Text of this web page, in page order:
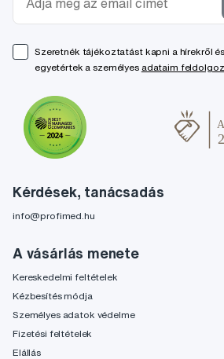
Kérdések, tanácsadás
info@profimed.hu
A vásárlás menete
Kereskedelmi feltételek
Kézbesítés módja
Személyes adatok védelme
Fizetési feltételek
Elállás
Szeretnék tájékoztatást kapni a hírekről
egyetértek a személyes adataim